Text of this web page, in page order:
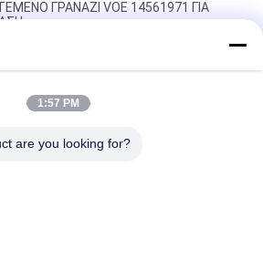
ΓΡΑΝΑΖΙ VOE 14561971 ΓΙΑ
ΓΡΑΝΑΖΙ VOE 14537295 ΓΙΑ
ΠΑΡΑΡΑΓΜΑΤΙΚΗ ΠΑΡΑΓΜΑΤΙΚΗ VOE
1:57 PM
are you looking for?